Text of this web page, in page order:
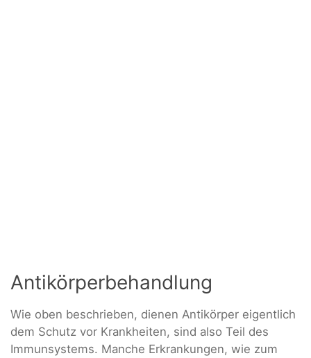
Antikörperbehandlung
Wie oben beschrieben, dienen Antikörper eigentlich
dem Schutz vor Krankheiten, sind also Teil des
Immunsystems. Manche Erkrankungen, wie zum